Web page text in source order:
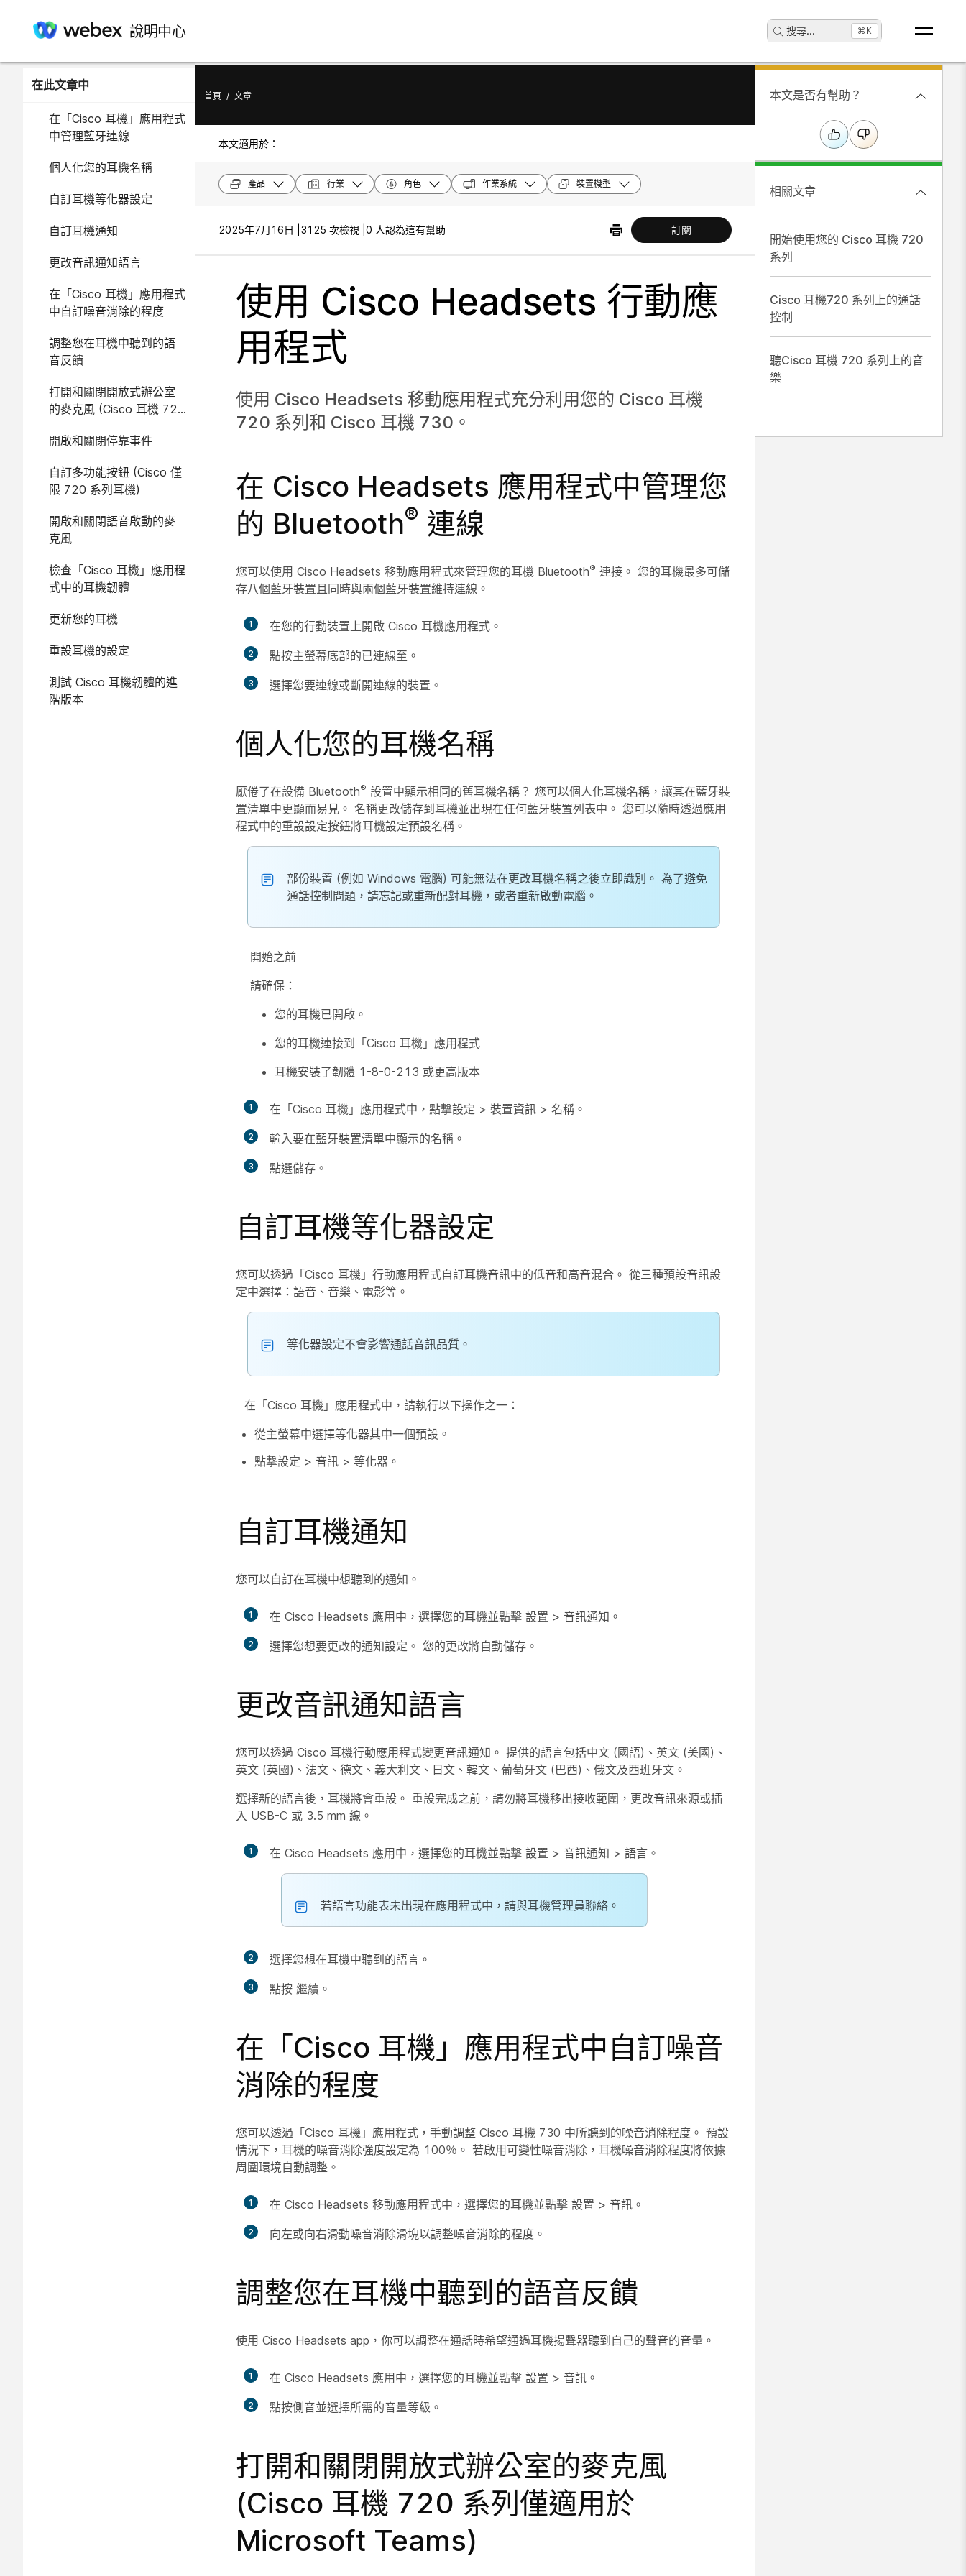
說明中心 搜尋... ⌘K
在此文章中
在「Cisco 耳機」應用程式
中管理藍牙連線
個人化您的耳機名稱
自訂耳機等化器設定
自訂耳機通知
更改音訊通知語言
在「Cisco 耳機」應用程式
中自訂噪音消除的程度
調整您在耳機中聽到的語
音反饋
打開和關閉開放式辦公室
的麥克風 (Cisco 耳機 720
Teams)
開啟和關閉停靠事件
自訂多功能按鈕 (Cisco 僅
限 720 系列耳機)
開啟和關閉語音啟動的麥
克風
檢查「Cisco 耳機」應用程
式中的耳機韌體
更新您的耳機
重設耳機的設定
測試 Cisco 耳機韌體的進
階版本
首頁 / 文章
本文適用於：
產品 行業 角色 作業系統 裝置機型
2025年7月16日 | 3125 次檢視 | 0 人認為這有幫助 訂閱
使用 Cisco Headsets 行動應
用程式
使用 Cisco Headsets 移動應用程式充分利用您的 Cisco 耳機
720 系列和 Cisco 耳機 730。
在 Cisco Headsets 應用程式中管理您
的 Bluetooth® 連線
您可以使用 Cisco Headsets 移動應用程式來管理您的耳機 Bluetooth® 連接。 您的耳機最多可儲
存八個藍牙裝置且同時與兩個藍牙裝置維持連線。
1 在您的行動裝置上開啟 Cisco 耳機應用程式。
2 點按主螢幕底部的已連線至 。
3 選擇您要連線或斷開連線的裝置。
個人化您的耳機名稱
厭倦了在設備 Bluetooth® 設置中顯示相同的舊耳機名稱？ 您可以個人化耳機名稱，讓其在藍牙裝
置清單中更顯而易見。 名稱更改儲存到耳機並出現在任何藍牙裝置列表中。 您可以隨時透過應用
程式中的重設設定按鈕將耳機設定預設名稱。
部份裝置 (例如 Windows 電腦) 可能無法在更改耳機名稱之後立即識別。 為了避免
通話控制問題，請忘記或重新配對耳機，或者重新啟動電腦。
開始之前
請確保：
您的耳機已開啟。
您的耳機連接到「Cisco 耳機」應用程式
耳機安裝了韌體 1-8-0-213 或更高版本
1 在「Cisco 耳機」應用程式中，點撃設定 > 裝置資訊 > 名稱 。
2 輸入要在藍牙裝置清單中顯示的名稱。
3 點選儲存 。
自訂耳機等化器設定
您可以透過「Cisco 耳機」行動應用程式自訂耳機音訊中的低音和高音混合。 從三種預設音訊設
定中選擇： 語音 、 音樂 、 電影等。
等化器設定不會影響通話音訊品質。
在「Cisco 耳機」應用程式中，請執行以下操作之一：
從主螢幕中選擇等化器其中一個預設。
點撃設定 > 音訊 > 等化器 。
自訂耳機通知
您可以自訂在耳機中想聽到的通知。
1 在 Cisco Headsets 應用中，選擇您的耳機並點擊 設置 > 音訊通知 。
2 選擇您想要更改的通知設定。 您的更改將自動儲存。
更改音訊通知語言
您可以透過 Cisco 耳機行動應用程式變更音訊通知。 提供的語言包括中文 (國語)、英文 (美國)、
英文 (英國)、法文、德文、義大利文、日文、韓文、葡萄牙文 (巴西)、俄文及西班牙文。
選擇新的語言後，耳機將會重設。 重設完成之前，請勿將耳機移出接收範圍，更改音訊來源或插
入 USB-C 或 3.5 mm 線。
1 在 Cisco Headsets 應用中，選擇您的耳機並點擊 設置 > 音訊通知 > 語言 。
若語言功能表未出現在應用程式中，請與耳機管理員聯絡。
2 選擇您想在耳機中聽到的語言。
3 點按 繼續 。
在「Cisco 耳機」應用程式中自訂噪音
消除的程度
您可以透過「Cisco 耳機」應用程式，手動調整 Cisco 耳機 730 中所聽到的噪音消除程度。 預設
情況下，耳機的噪音消除強度設定為 100％。 若啟用 可變性噪音消除 ，耳機噪音消除程度將依據
周圍環境自動調整。
1 在 Cisco Headsets 移動應用程式中，選擇您的耳機並點擊 設置 > 音訊 。
2 向左或向右滑動噪音消除滑塊以調整噪音消除的程度。
調整您在耳機中聽到的語音反饋
使用 Cisco Headsets app，你可以調整在通話時希望通過耳機揚聲器聽到自己的聲音的音量。
1 在 Cisco Headsets 應用中，選擇您的耳機並點擊 設置 > 音訊 。
2 點按側音並選擇所需的音量等級。
打開和關閉開放式辦公室的麥克風
(Cisco 耳機 720 系列僅適用於
Microsoft Teams)
本文是否有幫助？
相關文章
開始使用您的 Cisco 耳機 720
系列
Cisco 耳機720 系列上的通話
控制
聽Cisco 耳機 720 系列上的音
樂